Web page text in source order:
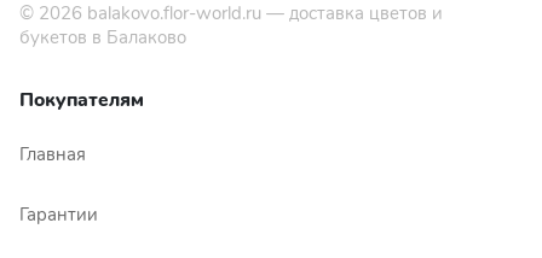
© 2026 balakovo.flor-world.ru — доставка цветов и
букетов в Балаково
Покупателям
Главная
Гарантии